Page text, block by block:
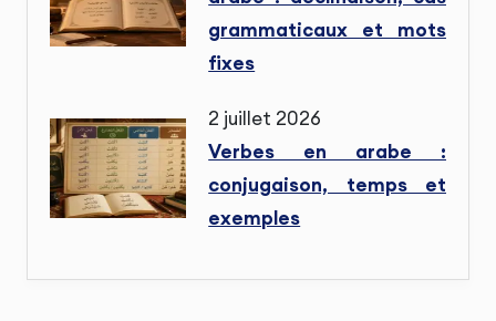
grammaticaux et mots
fixes
2 juillet 2026
Verbes en arabe :
conjugaison, temps et
exemples